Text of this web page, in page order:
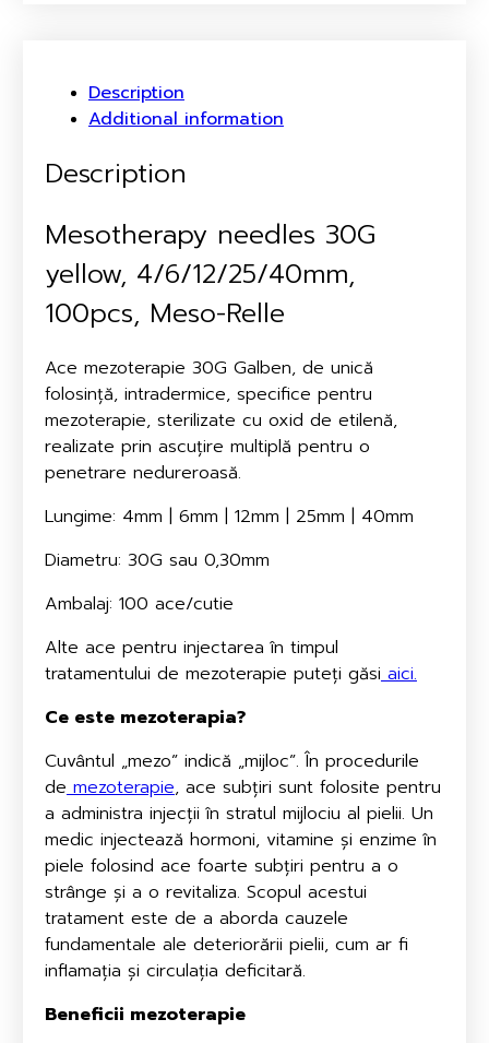
Description
Additional information
Description
Mesotherapy needles 30G
yellow, 4/6/12/25/40mm,
100pcs, Meso-Relle
Ace mezoterapie 30G Galben, de unică
folosință, intradermice, specifice pentru
mezoterapie, sterilizate cu oxid de etilenă,
realizate prin ascuțire multiplă pentru o
penetrare nedureroasă.
Lungime: 4mm | 6mm | 12mm | 25mm | 40mm
Diametru: 30G sau 0,30mm
Ambalaj: 100 ace/cutie
Alte ace pentru injectarea în timpul
tratamentului de mezoterapie puteți găsi aici.
Ce este mezoterapia?
Cuvântul „mezo” indică „mijloc”. În procedurile
de mezoterapie, ace subțiri sunt folosite pentru
a administra injecții în stratul mijlociu al pielii. Un
medic injectează hormoni, vitamine și enzime în
piele folosind ace foarte subțiri pentru a o
strânge și a o revitaliza. Scopul acestui
tratament este de a aborda cauzele
fundamentale ale deteriorării pielii, cum ar fi
inflamația și circulația deficitară.
Beneficii mezoterapie